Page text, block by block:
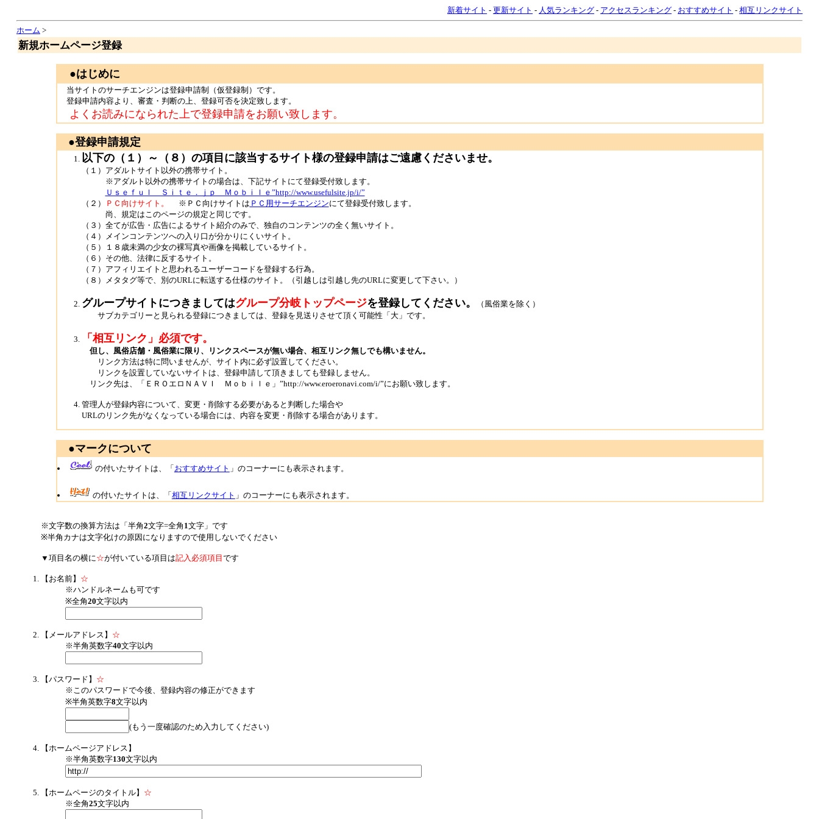
新着サイト -更新サイト - 人気ランキング - アクセスランキング - おすすめサイト -相互リンクサイト
ホーム >
新規ホームページ登録
●はじめに
当サイトのサーチエンジンは登録申請制（仮登録制）です。
登録申請内容より、審査・判断の上、登録可否を決定致します。
よくお読みになられた上で登録申請をお願い致します。
●登録申請規定
以下の（１）～（８）の項目に該当するサイト様の登録申請はご遠慮くださいませ。
（１）アダルトサイト以外の携帯サイト。
※アダルト以外の携帯サイトの場合は、下記サイトにて登録受付致します。
Ｕｓｅｆｕｌ Ｓｉｔｅ．ｊｐ Ｍｏｂｉｌｅ”http://www.usefulsite.jp/i/”
（２）
ＰＣ向けサイト。 ※ＰＣ向けサイトは ＰＣ用サーチエンジンにて登録受付致します。
尚、規定はこのページの規定と同じです。
（３）全てが広告・広告によるサイト紹介のみで、独自のコンテンツの全く無いサイト。
（４）メインコンテンツへの入り口が分かりにくいサイト。
（５）１８歳未満の少女の裸写真や画像を掲載しているサイト。
（６）その他、法律に反するサイト。
（７）アフィリエイトと思われるユーザーコードを登録する行為。
（８）メタタグ等で、別のURLに転送する仕様のサイト。（引越しは引越し先のURLに変更して下さい。）
グループサイトにつきましてはグループ分岐トップページを登録してください。
（風俗業を除く）
サブカテゴリーと見られる登録につきましては、登録を見送りさせて頂く可能性「大」です。
「相互リンク」必須です。
但し、風俗店舗・風俗業に限り、リンクスペースが無い場合、相互リンク無しでも構いません。
リンク方法は特に問いませんが、サイト内に必ず設置してください。
リンクを設置していないサイトは、登録申請して頂きましても登録しません。
リンク先は、「ＥＲＯエロＮＡＶＩ Ｍｏｂｉｌｅ」”http://www.eroeronavi.com/i/”にお願い致します。
管理人が登録内容について、変更・削除する必要があると判断した場合や
URLのリンク先がなくなっている場合には、内容を変更・削除する場合があります。
●マークについて
の付いたサイトは、「 おすすめサイト 」のコーナーにも表示されます。
の付いたサイトは、「 相互リンクサイト 」のコーナーにも表示されます。
※文字数の換算方法は「半角2文字=全角 1文字」です
※半角カナは文字化けの原因になりますので使用しないでください
▼項目名の横に☆が付いている項目は記入必須項目です
【お名前】 ☆
※ハンドルネームも可です
※全角20文字以内
【メールアドレス】 ☆
※半角英数字40文字以内
【パスワード】 ☆
※このパスワードで今後、登録内容の修正ができます
※半角英数字8文字以内
(もう一度確認のため入力してください)
【ホームページアドレス】
※半角英数字130文字以内
【ホームページのタイトル】 ☆
※全角25文字以内